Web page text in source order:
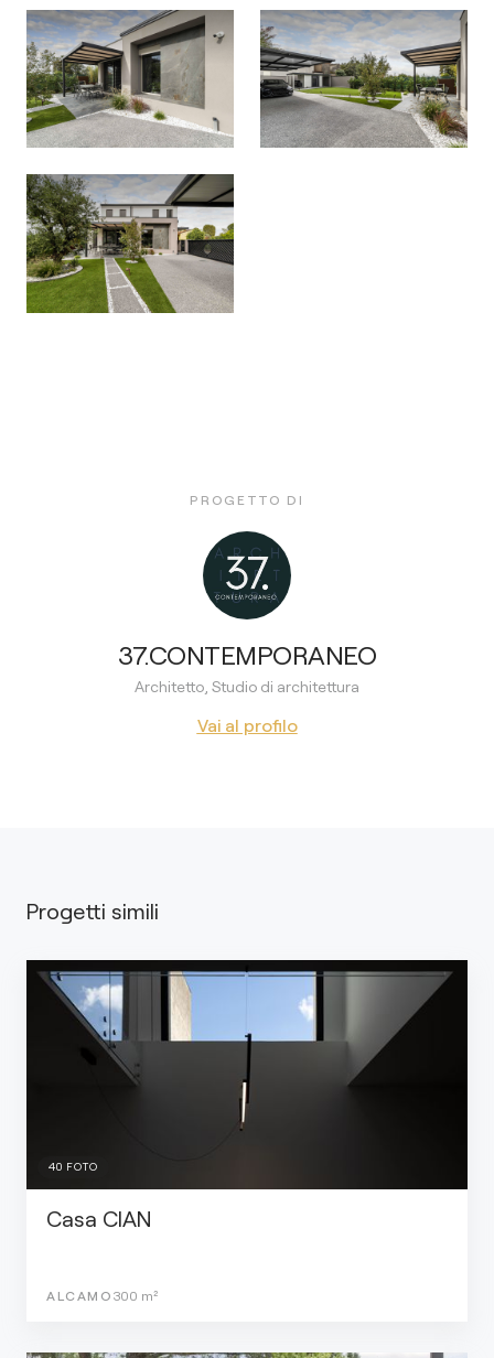
PROGETTO DI
37.CONTEMPORANEO
Architetto, Studio di architettura
Vai al profilo
Progetti simili
40 FOTO
Casa CIAN
ALCAMO 300 m²